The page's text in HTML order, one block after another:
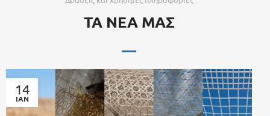
ΤΑ ΝΕΑ ΜΑΣ
14
ΙΑΝ